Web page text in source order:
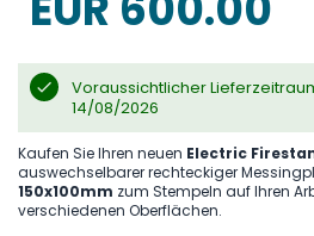
gallery
Voraussichtlicher
14/08/2026
Kaufen Sie Ihren neuen Electric
auswechselbarer rechteckiger
150x100mm zum Stempeln auf Ihren
verschiedenen Oberflächen.